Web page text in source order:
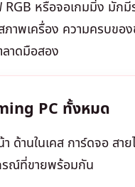
RGB หรือจอเกมมิ่ง มัก
าพเครื่อง ความครบขอ
ลาดมือสอง
PC ทั้งหมด
ด้านในเคส การ์ดจอ สา
รณ์ที่ขายพร้อมกัน